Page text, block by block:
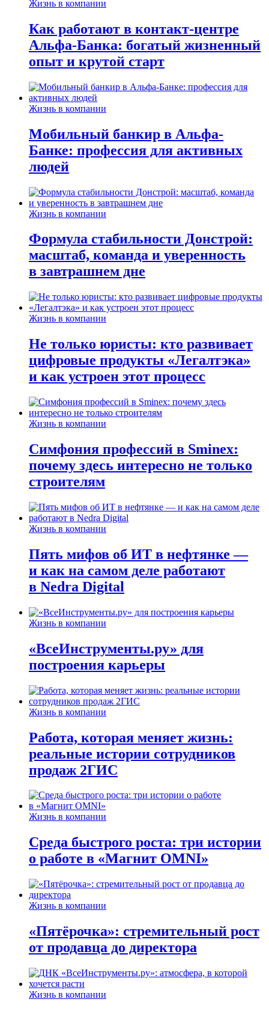
Жизнь в компании
Как работают в контакт-центре
Альфа-Банка: богатый жизненный
опыт и крутой старт
Жизнь в компании
Мобильный банкир в Альфа-
Банке: профессия для активных
людей
Жизнь в компании
Формула стабильности Донстрой:
масштаб, команда и уверенность
в завтрашнем дне
Жизнь в компании
Не только юристы: кто развивает
цифровые продукты «Легалтэка»
и как устроен этот процесс
Жизнь в компании
Симфония профессий в Sminex:
почему здесь интересно не только
строителям
Жизнь в компании
Пять мифов об ИТ в нефтянке —
и как на самом деле работают
в Nedra Digital
Жизнь в компании
«ВсеИнструменты.ру» для
построения карьеры
Жизнь в компании
Работа, которая меняет жизнь:
реальные истории сотрудников
продаж 2ГИС
Жизнь в компании
Среда быстрого роста: три истории
о работе в «Магнит OMNI»
Жизнь в компании
«Пятёрочка»: стремительный рост
от продавца до директора
Жизнь в компании